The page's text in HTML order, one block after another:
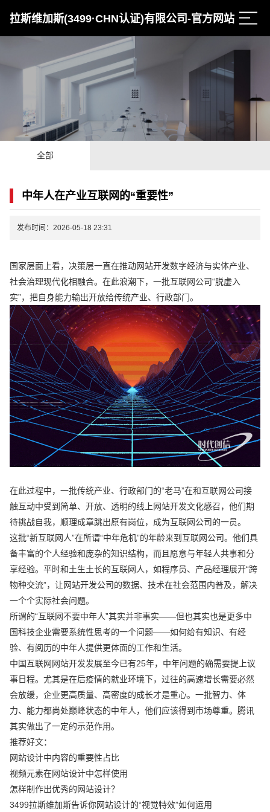
拉斯维加斯(3499·CHN认证)有限公司-官方网站
全部
中年人在产业互联网的“重要性”
发布时间：2026-05-18 23:31
国家层面上看，决策层一直在推动网站开发数字经济与实体产业、
社会治理现代化相融合。在此浪潮下，一批互联网公司“脱虚入
实”，把自身能力输出开放给传统产业、行政部门。
在此过程中，一批传统产业、行政部门的“老马”在和互联网公司接
触互动中受到简单、开放、透明的线上网站开发文化感召，他们期
待挑战自我，顺理成章跳出原有岗位，成为互联网公司的一员。
这批“新互联网人”在所谓“中年危机”的年龄来到互联网公司。他们具
备丰富的个人经验和庞杂的知识结构，而且愿意与年轻人共事和分
享经验。平时和土生土长的互联网人，如程序员、产品经理展开“跨
物种交流”，让网站开发公司的数据、技术在社会范围内普及，解决
一个个实际社会问题。
所谓的“互联网不要中年人”其实并非事实——但也其实也是更多中
国科技企业需要系统性思考的一个问题——如何给有知识、有经
验、有阅历的中年人提供更体面的工作和生活。
中国互联网网站开发发展至今已有25年，中年问题的确需要提上议
事日程。尤其是在后疫情的就业环境下，过往的高速增长需要必然
会放缓，企业更高质量、高密度的成长才是重心。一批智力、体
力、能力都尚处巅峰状态的中年人，他们应该得到市场尊重。腾讯
其实做出了一定的示范作用。
推荐好文：
网站设计中内容的重要性占比
视频元素在网站设计中怎样使用
怎样制作出优秀的网站设计？
3499拉斯维加斯告诉你网站设计的“视觉特效”如何运用